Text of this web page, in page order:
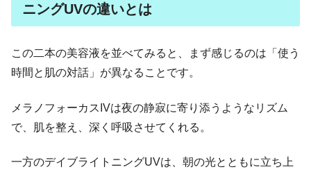
ニングUVの違いとは
この二本の美容液を並べてみると、まず感じるのは「使う
時間と肌の対話」が異なることです。
メラノフォーカスIVは夜の静寂に寄り添うようなリズム
で、肌を整え、深く呼吸させてくれる。
一方のデイブライトニングUVは、朝の光とともに立ち上